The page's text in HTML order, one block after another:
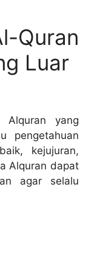
Quran
Luar
Alquran yang
pengetahuan
kejujuran,
Alquran dapat
agar selalu